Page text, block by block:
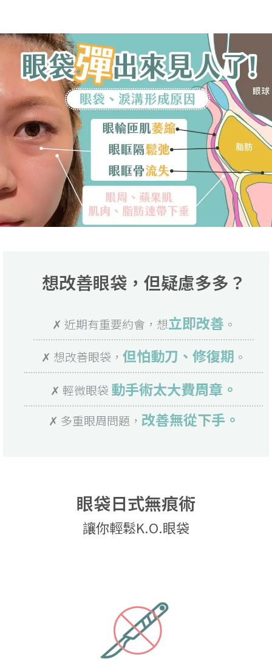
想改善眼袋，但疑慮多多？
✗ 近期有重要約會，想立即改善 。
✗ 想改善眼袋， 但怕動刀、修復期 。
✗ 輕微眼袋 動手術太大費周章。
✗ 多重眼周問題， 改善無從下手。
眼袋日式無痕術
讓你輕鬆K.O.眼袋